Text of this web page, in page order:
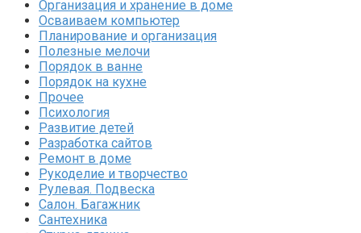
Организация и хранение в доме
Осваиваем компьютер
Планирование и организация
Полезные мелочи
Порядок в ванне
Порядок на кухне
Прочее
Психология
Развитие детей
Разработка сайтов
Ремонт в доме
Рукоделие и творчество
Рулевая. Подвеска
Салон. Багажник
Сантехника